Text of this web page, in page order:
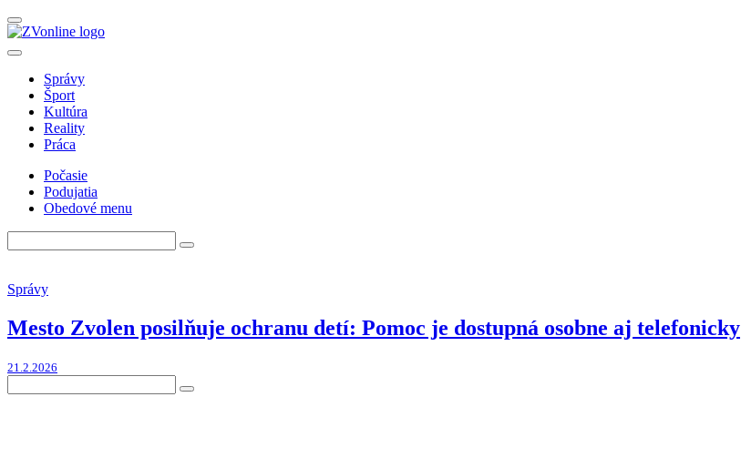
Správy
Šport
Kultúra
Reality
Práca
Počasie
Podujatia
Obedové menu
Správy
Mesto Zvolen posilňuje ochranu detí: Pomoc je dostupná osobne aj telefonicky
21.2.2026